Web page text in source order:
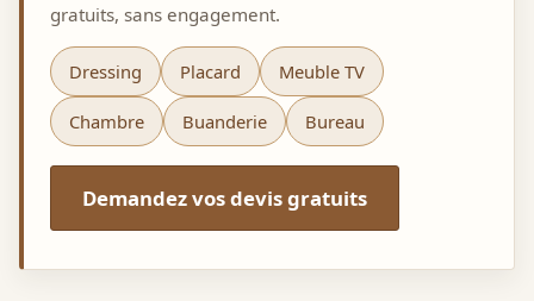
gratuits, sans engagement.
Dressing Placard Meuble TV
Chambre Buanderie Bureau
Demandez vos devis gratuits